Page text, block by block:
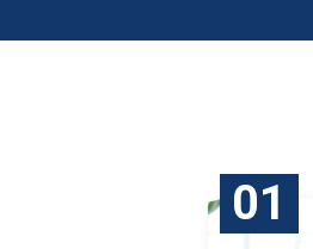
01